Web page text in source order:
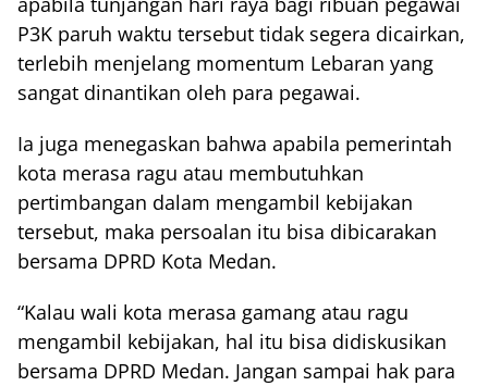
P3K paruh waktu tersebut tidak segera dicairkan,
terlebih menjelang momentum Lebaran yang
sangat dinantikan oleh para pegawai.
Ia juga menegaskan bahwa apabila pemerintah
kota merasa ragu atau membutuhkan
pertimbangan dalam mengambil kebijakan
tersebut, maka persoalan itu bisa dibicarakan
bersama DPRD Kota Medan.
“Kalau wali kota merasa gamang atau ragu
mengambil kebijakan, hal itu bisa didiskusikan
bersama DPRD Medan. Jangan sampai hak para